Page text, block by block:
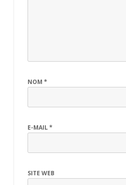
NOM *
E-MAIL*
SITE WEB